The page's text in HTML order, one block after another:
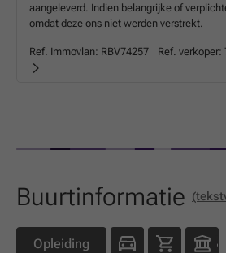
aangeleverd. Indien belangrijke of
omdat deze ons niet werden verstrekt.
Ref. Immovlan: RBV74257 Ref. verkoper:
Buurtinformatie
Opleiding